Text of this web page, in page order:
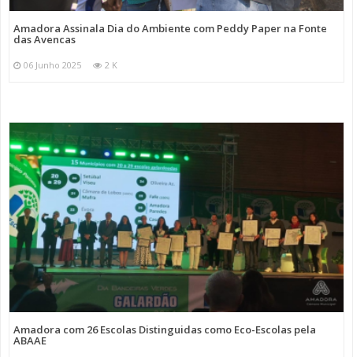
Amadora Assinala Dia do Ambiente com Peddy Paper na Fonte
das Avencas
06 Junho 2025 2 K
Amadora com 26 Escolas Distinguidas como Eco-Escolas pela
ABAAE